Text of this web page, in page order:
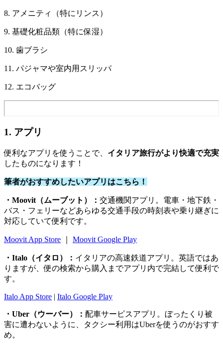
8. アメニティ（特にリンス）
9. 基礎化粧品類（特に保湿）
10. 歯ブラシ
11. パジャマや室内用スリッパ
12. エコバッグ
1. アプリ
便利なアプリを使うことで、 イタリア旅行がより快適で充実
したものになります！
筆者がおすすめしたいアプリはこちら！
・Moovit（ムーブット）： 交通機関アプリ。電車・地下鉄・
バス・フェリーなどあらゆる交通手段の時刻表や乗り継ぎに
対応していて便利です。
Moovit App Store Moovit Google Play
・Italo（イタロ）： イタリアの高速鉄道アプリ。英語ではあ
りますが、便の検索から購入までアプリ内で完結して便利で
す。
Italo App Store | Italo Google Play
・Uber（ウーバー）： 配車サービスアプリ。ぼったくり被
害に遭わないように、タクシー利用はUberを使うのがおすす
め。